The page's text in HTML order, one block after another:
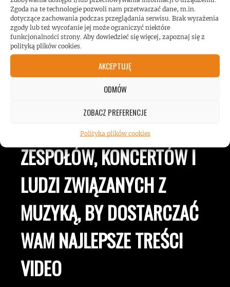
Zgoda na te technologie pozwoli nam przetwarzać dane, m.in.
dotyczące zachowania podczas przeglądania serwisu. Brak wyrażenia
zgody lub też wycofanie jej może ograniczyć niektóre
funkcjonalności strony. Aby dowiedzieć się więcej, zapoznaj się z
polityką plików cookies.
AKCEPTUJĘ
ODMÓW
ZOBACZ PREFERENCJE
Polityka plików cookies
ROCKMETALNEWS TV
JESTEŚMY BLISKO
ZESPOŁÓW, KONCERTÓW I
LUDZI ZWIĄZANYCH Z
MUZYKĄ, BY DOSTARCZAĆ
WAM NAJLEPSZE TREŚCI
VIDEO